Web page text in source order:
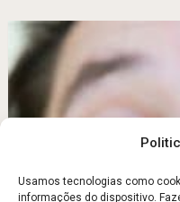
Usamos tecnologias como
informações do dispositivo.